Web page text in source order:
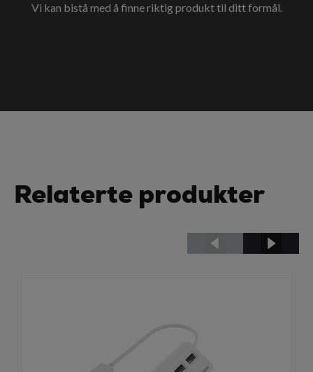
Vi kan bistå med å finne riktig produkt til ditt formål.
Relaterte produkter